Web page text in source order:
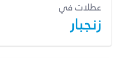
عطلات في
زنجبار